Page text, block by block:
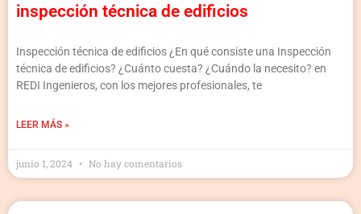
inspección técnica de edificios
Inspección técnica de edificios ¿En qué consiste una Inspección
técnica de edificios? ¿Cuánto cuesta? ¿Cuándo la necesito? en
REDI Ingenieros, con los mejores profesionales, te
LEER MÁS »
junio 1, 2024 No hay comentarios